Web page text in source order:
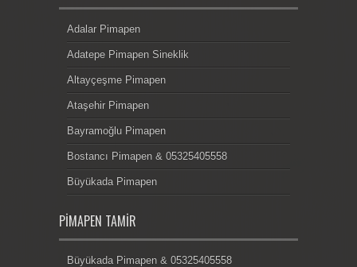
Adalar Pimapen
Adatepe Pimapen Sineklik
Altayçeşme Pimapen
Ataşehir Pimapen
Bayramoğlu Pimapen
Bostancı Pimapen & 05325405558
Büyükada Pimapen
PIMAPEN TAMIR
Büyükada Pimapen & 05325405558